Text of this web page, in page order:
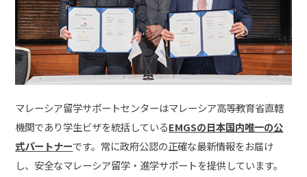
マレーシア留学サポートセンターはマレーシア高等教育省直轄
機関であり学生ビザを統括しているEMGSの日本国内唯一の公
式パートナーです。常に政府公認の正確な最新情報をお届け
し、安全なマレーシア留学・進学サポートを提供しています。